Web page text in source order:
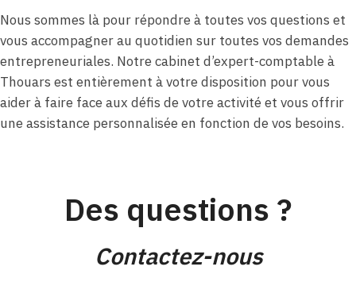
Nous sommes là pour répondre à toutes vos questions et
vous accompagner au quotidien sur toutes vos demandes
entrepreneuriales. Notre cabinet d’expert-comptable à
Thouars est entièrement à votre disposition pour vous
aider à faire face aux défis de votre activité et vous offrir
une assistance personnalisée en fonction de vos besoins.
Des questions ?
Contactez-nous